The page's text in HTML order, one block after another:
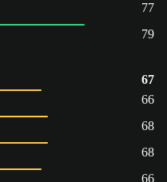
77
79
67
66
68
68
66